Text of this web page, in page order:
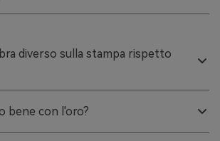
diverso sulla stampa rispetto
stessi valori possano cambiare in luminosità e
bene con l'oro?